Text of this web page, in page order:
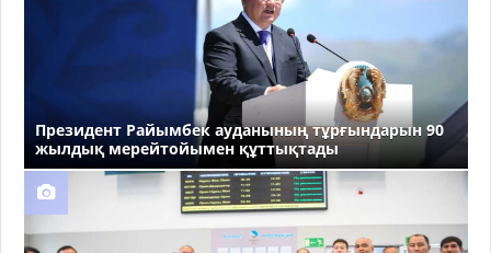
Президент Райымбек ауданының тұрғындарын 90
жылдық мерейтойымен құттықтады